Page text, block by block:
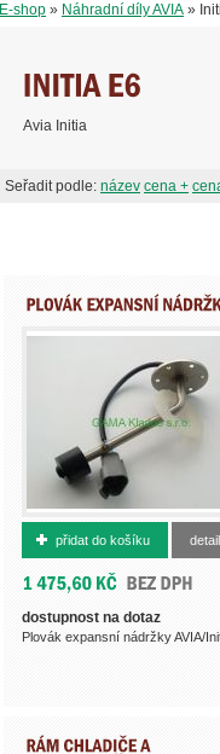
E-shop » Náhradní díly AVIA »
Avia Initia
Seřadit podle: název cena +
422820702
přidat do košíku detail
dostupnost na dotaz
Plovák expansní nádržky AVIA/